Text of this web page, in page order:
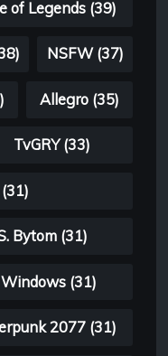
of Legends (39)
NSFW (37)
Allegro (35)
TvGRY (33)
Bytom (31)
Windows (31)
2077 (31)